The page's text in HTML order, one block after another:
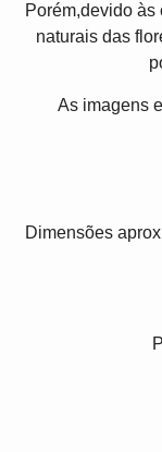
Porém,devido
naturais das
As imagens
Dimensões